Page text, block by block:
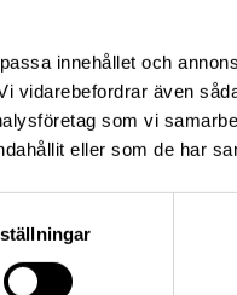
innehållet och
vidarebefordrar även
som vi
eller som de har
på alla lotter
snus och
satsade pengarna är
6,7 miljoner. Spel
anger hur stor
alla spelande
Belastar man alla